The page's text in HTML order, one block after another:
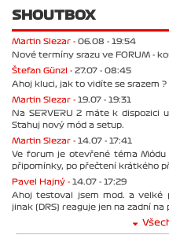
SHOUTBOX
Martin Slezar - 06.08 - 19:54
Nové termíny srazu ve FORUM -
Štefan Günzl - 27.07 - 08:45
Ahoj kluci, jak to vidíte se srazem
Martin Slezar - 19.07 - 19:31
Na SERVERU 2 máte k dispozici
Stahuj nový mód a setup.
Martin Slezar - 14.07 - 17:41
Ve forum je otevřené téma
připomínky, po přečtení krátkého
Pavel Hajný - 14.07 - 17:29
Ahoj testoval jsem mod. a velké
jinak (DRS) reaguje jen na zadní